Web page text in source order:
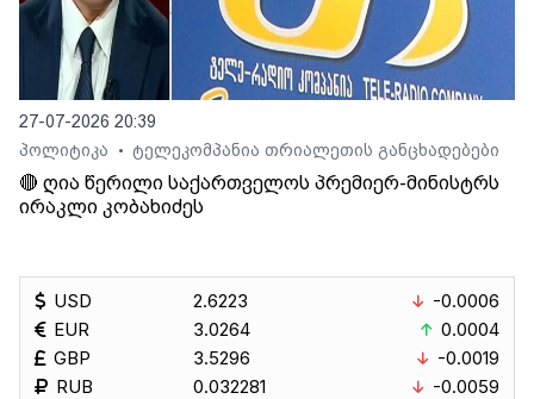
27-07-2026 20:39
პოლიტიკა
• ტელეკომპანია თრიალეთის განცხადებები
🔴 ღია წერილი საქართველოს პრემიერ-მინისტრს
ირაკლი კობახიძეს
USD
EUR
GBP
RUB
2.6223
3.0264
3.5296
0.032281
-0.0006
0.0004
-0.0019
-0.0059